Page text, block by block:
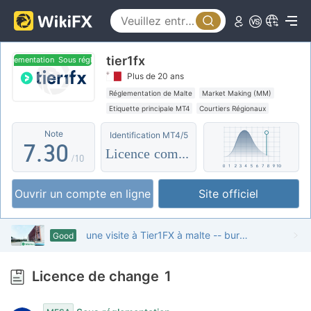
Sous réglementationtier1fx
Plus de 20 ans
Réglementation de Malte
Market Making (MM)
Etiquette principale MT4
Courtiers Régionaux
Note
2
3
4
6
7
8
9
.
0
2
3
4
5
6
8
0
1
2
3
5
/10
Identification MT4/5
Licence complète
Ouvrir un compte en ligne Site officiel
Good une visite à Tier1FX à malte -- bureau trouvé
Licence de change 1